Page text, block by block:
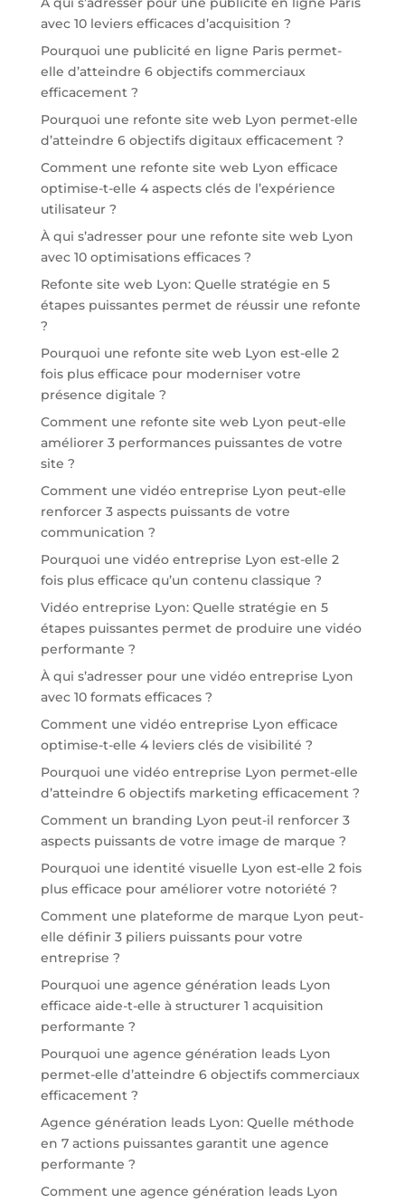
avec 10 leviers efficaces d’acquisition ?
Pourquoi une publicité en ligne Paris permet-
elle d’atteindre 6 objectifs commerciaux
efficacement ?
Pourquoi une refonte site web Lyon permet-elle
d’atteindre 6 objectifs digitaux efficacement ?
Comment une refonte site web Lyon efficace
optimise-t-elle 4 aspects clés de l’expérience
utilisateur ?
À qui s’adresser pour une refonte site web Lyon
avec 10 optimisations efficaces ?
Refonte site web Lyon: Quelle stratégie en 5
étapes puissantes permet de réussir une refonte
?
Pourquoi une refonte site web Lyon est-elle 2
fois plus efficace pour moderniser votre
présence digitale ?
Comment une refonte site web Lyon peut-elle
améliorer 3 performances puissantes de votre
site ?
Comment une vidéo entreprise Lyon peut-elle
renforcer 3 aspects puissants de votre
communication ?
Pourquoi une vidéo entreprise Lyon est-elle 2
fois plus efficace qu’un contenu classique ?
Vidéo entreprise Lyon: Quelle stratégie en 5
étapes puissantes permet de produire une vidéo
performante ?
À qui s’adresser pour une vidéo entreprise Lyon
avec 10 formats efficaces ?
Comment une vidéo entreprise Lyon efficace
optimise-t-elle 4 leviers clés de visibilité ?
Pourquoi une vidéo entreprise Lyon permet-elle
d’atteindre 6 objectifs marketing efficacement ?
Comment un branding Lyon peut-il renforcer 3
aspects puissants de votre image de marque ?
Pourquoi une identité visuelle Lyon est-elle 2 fois
plus efficace pour améliorer votre notoriété ?
Comment une plateforme de marque Lyon peut-
elle définir 3 piliers puissants pour votre
entreprise ?
Pourquoi une agence génération leads Lyon
efficace aide-t-elle à structurer 1 acquisition
performante ?
Pourquoi une agence génération leads Lyon
permet-elle d’atteindre 6 objectifs commerciaux
efficacement ?
Agence génération leads Lyon: Quelle méthode
en 7 actions puissantes garantit une agence
performante ?
Comment une agence génération leads Lyon